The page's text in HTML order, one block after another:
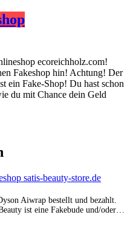
ecoreichholz.com!
Fakeshop hin! Achtung! Der
ein Fake-Shop! Du hast schon
du mit Chance dein Geld
satis-beauty-store.de
Aiwrap bestellt und bezahlt.
ist eine Fakebude und/oder…